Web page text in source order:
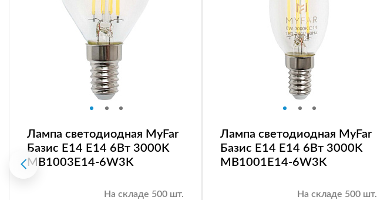
Лампа светодиодная MyFar
Базис E14 E14 6Вт 3000K
MB1003E14-6W3K
На складе 500 шт.
Лампа светодиодная MyFar
Базис E14 E14 6Вт 3000K
MB1001E14-6W3K
На складе 500 шт.